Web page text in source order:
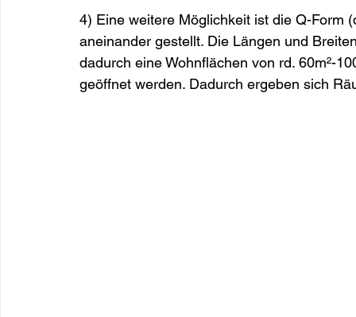
4) Eine weitere Möglichkeit ist die Q-Form
aneinander gestellt. Die Längen und
dadurch eine Wohnflächen von rd. 60m²-
geöffnet werden. Dadurch ergeben sich